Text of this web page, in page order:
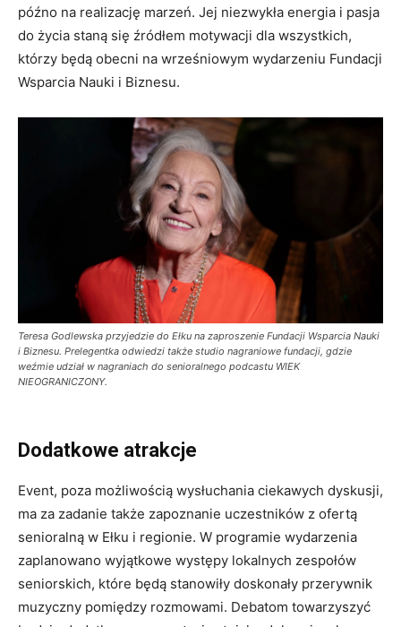
późno na realizację marzeń. Jej niezwykła energia i pasja
do życia staną się źródłem motywacji dla wszystkich,
którzy będą obecni na wrześniowym wydarzeniu Fundacji
Wsparcia Nauki i Biznesu.
Teresa Godlewska przyjedzie do Ełku na zaproszenie Fundacji Wsparcia Nauki
i Biznesu. Prelegentka odwiedzi także studio nagraniowe fundacji, gdzie
weźmie udział w nagraniach do senioralnego podcastu WIEK
NIEOGRANICZONY.
Dodatkowe atrakcje
Event, poza możliwością wysłuchania ciekawych dyskusji,
ma za zadanie także zapoznanie uczestników z ofertą
senioralną w Ełku i regionie. W programie wydarzenia
zaplanowano wyjątkowe występy lokalnych zespołów
seniorskich, które będą stanowiły doskonały przerywnik
muzyczny pomiędzy rozmowami. Debatom towarzyszyć